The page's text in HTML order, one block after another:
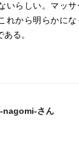
いらしい。マッ
れから明らかにな
る。
nagomi-さん